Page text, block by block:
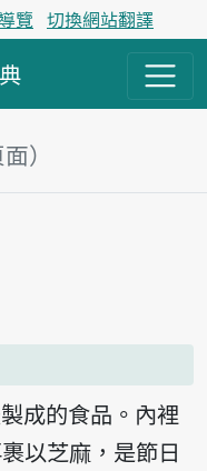
覽 切換網站翻譯
）
成的食品。內裡
以芝麻，是節日